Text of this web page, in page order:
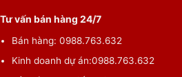
Tư vấn bán hàng 24/7
Bán hàng:0988.763.632
Kinh doanh dự án:0988.763.632